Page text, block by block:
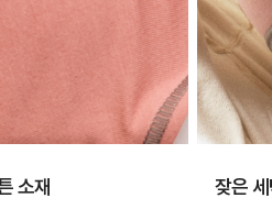
소재 잦은